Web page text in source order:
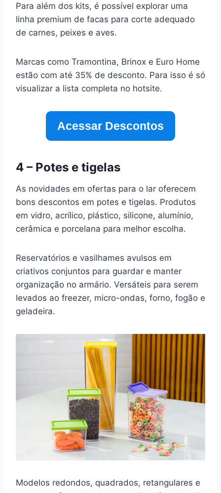
Para além dos kits, é possível explorar uma
linha premium de facas para corte adequado
de carnes, peixes e aves.
Marcas como Tramontina, Brinox e Euro Home
estão com até 35% de desconto. Para isso é só
visualizar a lista completa no hotsite.
Acessar Descontos
4 – Potes e tigelas
As novidades em ofertas para o lar oferecem
bons descontos em potes e tigelas. Produtos
em vidro, acrílico, plástico, silicone, alumínio,
cerâmica e porcelana para melhor escolha.
Reservatórios e vasilhames avulsos em
criativos conjuntos para guardar e manter
organização no armário. Versáteis para serem
levados ao freezer, micro-ondas, forno, fogão e
geladeira.
Modelos redondos, quadrados, retangulares e